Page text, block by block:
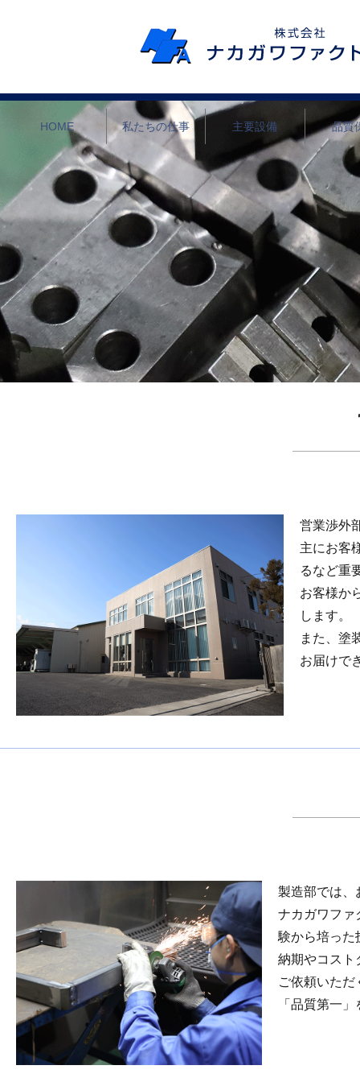
HOME 私たちの仕事
私たちの仕事
事業部署
実績紹介
主要設備 品質
営業渉外
主にお客
るなど重
お客様か
します。
また、塗
お届けで
製造部では、
ナカガワファ
験から培った
納期やコスト
ご依頼いた
「品質第一